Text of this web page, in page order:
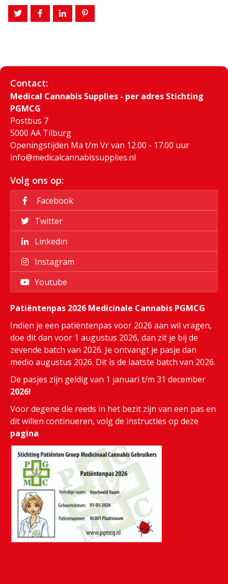
Contact:
Medical Cannabis Supplies - per adres Stichting
PGMCG
Postbus 7
5000 AA Tilburg
Openingstijden Ma t/m Vr van 12.00 - 17.00 uur
info@medicalcannabissupplies.nl
Volg ons op:
Facebook
Twitter
Linkedin
Instagram
Youtube
Patiëntenpas 2026 Medicinale Cannabis PGMCG
Indien je een patiëntenpas voor 2026 aan wil vragen,
doe dit dan voor 1 augustus 2026, dan zit je bij de
zevende batch van 2026. Je ontvangt je pasje dan
medio augustus 2026. Dit is de laatste batch van 2026.
De pasjes zijn geldig van 1 januari t/m 31 december
2026!
Voor degene die reeds in het bezit zijn van een pas en
dit willen continueren, volg de instructies op deze
pagina